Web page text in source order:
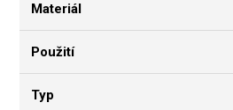
Materiál
Použití
Typ